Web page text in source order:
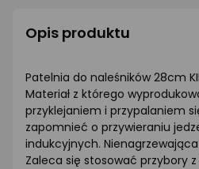
Opis produktu
Patelnia do naleśników 28cm
Materiał z którego
przyklejaniem i przypalaniem
zapomnieć o przywieraniu
indukcyjnych.
Zaleca się stosować przybory